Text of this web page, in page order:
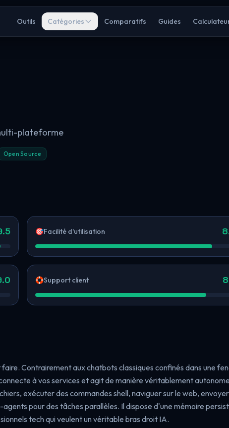
Outils Catégories Comparatifs Guides
plateforme
Open Source
🎯Facilité d'utilisation
🛟Support client
Contrairement aux chatbots classiques confinés dans une
à vos services et agit de manière véritablement
exécuter des commandes shell, naviguer sur le web,
pour des tâches parallèles. Il dispose d'une mémoire
tech qui veulent un véritable bras droit IA.